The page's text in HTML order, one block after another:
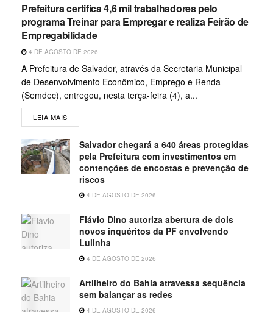
Prefeitura certifica 4,6 mil trabalhadores pelo
programa Treinar para Empregar e realiza Feirão de
Empregabilidade
4 DE AGOSTO DE 2026
A Prefeitura de Salvador, através da Secretaria Municipal
de Desenvolvimento Econômico, Emprego e Renda
(Semdec), entregou, nesta terça-feira (4), a...
LEIA MAIS
Salvador chegará a 640 áreas protegidas
pela Prefeitura com investimentos em
contenções de encostas e prevenção de
riscos
4 DE AGOSTO DE 2026
Flávio Dino autoriza abertura de dois
novos inquéritos da PF envolvendo
Lulinha
4 DE AGOSTO DE 2026
Artilheiro do Bahia atravessa sequência
sem balançar as redes
4 DE AGOSTO DE 2026